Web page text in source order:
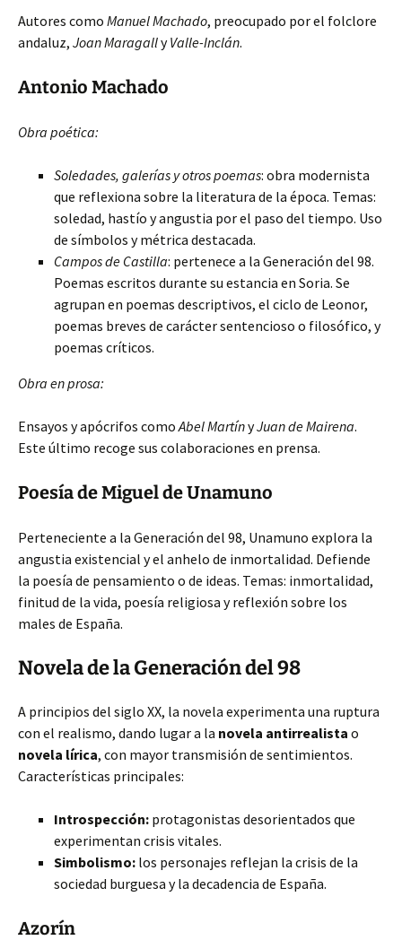
Autores como Manuel Machado, preocupado por el folclore
andaluz, Joan MaragallyValle-Inclán.
Antonio Machado
Obra poética:
Soledades, galerías y otros poemas: obra modernista
que reflexiona sobre la literatura de la época. Temas:
soledad, hastío y angustia por el paso del tiempo. Uso
de símbolos y métrica destacada.
Campos de Castilla: pertenece a la Generación del 98.
Poemas escritos durante su estancia en Soria. Se
agrupan en poemas descriptivos, el ciclo de Leonor,
poemas breves de carácter sentencioso o filosófico, y
poemas críticos.
Obra en prosa:
Ensayos y apócrifos comoAbel MartínyJuan de Mairena.
Este último recoge sus colaboraciones en prensa.
Poesía de Miguel de Unamuno
Perteneciente a la Generación del 98, Unamuno explora la
angustia existencial y el anhelo de inmortalidad. Defiende
la poesía de pensamiento o de ideas. Temas: inmortalidad,
finitud de la vida, poesía religiosa y reflexión sobre los
males de España.
Novela de la Generación del 98
A principios del siglo XX, la novela experimenta una ruptura
con el realismo, dando lugar a la novela antirrealista o
novela lírica, con mayor transmisión de sentimientos.
Características principales:
Introspección: protagonistas desorientados que
experimentan crisis vitales.
Simbolismo: los personajes reflejan la crisis de la
sociedad burguesa y la decadencia de España.
Azorín